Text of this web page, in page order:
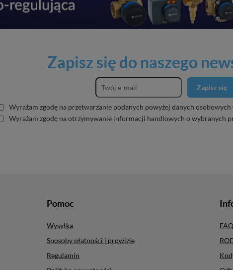
Zapisz się do naszego
Zapisz się
Wyrażam zgodę na przetwarzanie podanych powyżej danych
Wyrażam zgodę na otrzymywanie informacji handlowych o wybranych
Pomoc
Wysyłka
Sposoby płatności i prowizje
Regulamin
FAQ